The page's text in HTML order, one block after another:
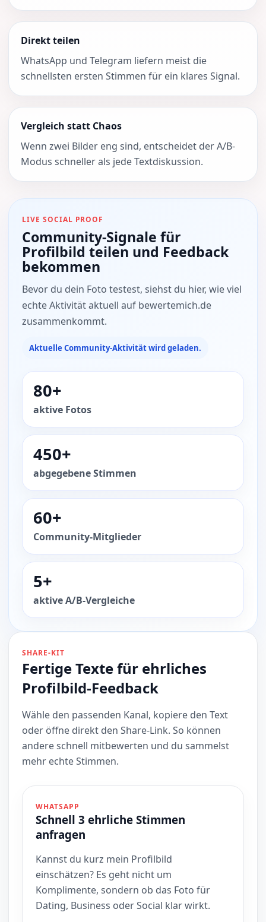
Direkt teilen
WhatsApp und Telegram liefern meist die
schnellsten ersten Stimmen für ein klares Signal.
Vergleich statt Chaos
Wenn zwei Bilder eng sind, entscheidet der A/B-
Modus schneller als jede Textdiskussion.
LIVE SOCIAL PROOF
Community-Signale für
Profilbild teilen und Feedback
bekommen
Bevor du dein Foto testest, siehst du hier, wie viel
echte Aktivität aktuell auf bewertemich.de
zusammenkommt.
Aktuelle Community-Aktivität wird geladen.
80+
aktive Fotos
450+
abgegebene Stimmen
60+
Community-Mitglieder
5+
aktive A/B-Vergleiche
SHARE-KIT
Fertige Texte für ehrliches
Profilbild-Feedback
Wähle den passenden Kanal, kopiere den Text
oder öffne direkt den Share-Link. So können
andere schnell mitbewerten und du sammelst
mehr echte Stimmen.
WHATSAPP
Schnell 3 ehrliche Stimmen
anfragen
Kannst du kurz mein Profilbild
einschätzen? Es geht nicht um
Komplimente, sondern ob das Foto für
Dating, Business oder Social klar wirkt.